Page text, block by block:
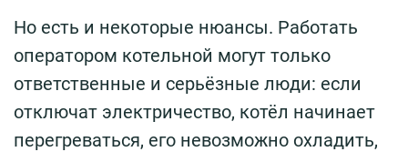
Но есть и некоторые нюансы. Работать
оператором котельной могут только
ответственные и серьёзные люди: если
отключат электричество, котёл начинает
перегреваться, его невозможно охладить,